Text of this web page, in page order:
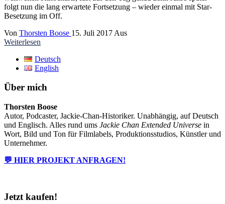
folgt nun die lang erwartete Fortsetzung – wieder einmal mit Star-
Besetzung im Off.
Von Thorsten Boose 15. Juli 2017 Aus
Weiterlesen
Deutsch
English
Über mich
Thorsten Boose
Autor, Podcaster, Jackie-Chan-Historiker. Unabhängig, auf Deutsch
und Englisch. Alles rund ums Jackie Chan Extended Universe in
Wort, Bild und Ton für Filmlabels, Produktionsstudios, Künstler und
Unternehmer.
💬 HIER PROJEKT ANFRAGEN!
Jetzt kaufen!